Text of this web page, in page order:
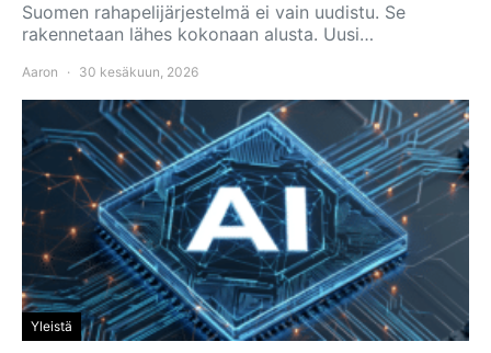
Suomen rahapelijärjestelmä ei vain uudistu. Se
rakennetaan lähes kokonaan alusta. Uusi…
Aaron 30 kesäkuun, 2026
Yleistä